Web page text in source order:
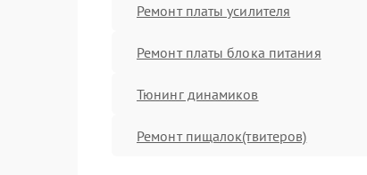
Ремонт платы усилителя
Ремонт платы блока питания
Тюнинг динамиков
Ремонт пищалок(твитеров)